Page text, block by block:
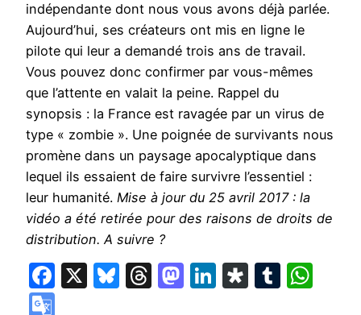
indépendante dont nous vous avons déjà parlée.
Aujourd’hui, ses créateurs ont mis en ligne le
pilote qui leur a demandé trois ans de travail.
Vous pouvez donc confirmer par vous-mêmes
que l’attente en valait la peine. Rappel du
synopsis : la France est ravagée par un virus de
type « zombie ». Une poignée de survivants nous
promène dans un paysage apocalyptique dans
lequel ils essaient de faire survivre l’essentiel :
leur humanité. Mise à jour du 25 avril 2017 : la
vidéo a été retirée pour des raisons de droits de
distribution. A suivre ?
Facebook
X Bluesky
Threads
Mastodon
LinkedIn
Diaspora